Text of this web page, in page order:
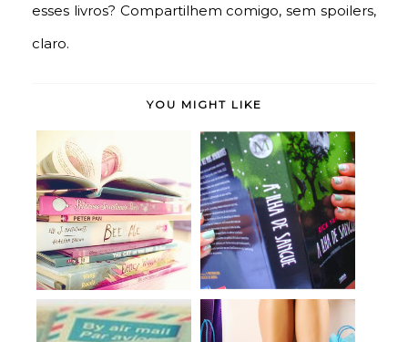
esses livros? Compartilhem comigo, sem spoilers,
claro.
YOU MIGHT LIKE
Um Ano, 12 Meses, os
12 Melhores Li...
A Ilha de Sangue (O
Monstrologista,...